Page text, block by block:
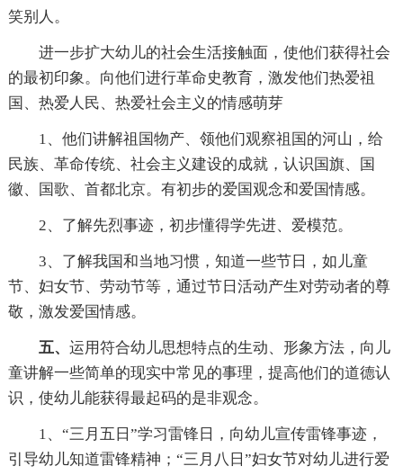
笑别人。
进一步扩大幼儿的社会生活接触面，使他们获得社会
的最初印象。向他们进行革命史教育，激发他们热爱祖
国、热爱人民、热爱社会主义的情感萌芽
1、他们讲解祖国物产、领他们观察祖国的河山，给
民族、革命传统、社会主义建设的成就，认识国旗、国
徽、国歌、首都北京。有初步的爱国观念和爱国情感。
2、了解先烈事迹，初步懂得学先进、爱模范。
3、了解我国和当地习惯，知道一些节日，如儿童
节、妇女节、劳动节等，通过节日活动产生对劳动者的尊
敬，激发爱国情感。
五、 运用符合幼儿思想特点的生动、形象方法，向儿
童讲解一些简单的现实中常见的事理，提高他们的道德认
识，使幼儿能获得最起码的是非观念。
1、“三月五日”学习雷锋日，向幼儿宣传雷锋事迹，
引导幼儿知道雷锋精神；“三月八日”妇女节对幼儿进行爱